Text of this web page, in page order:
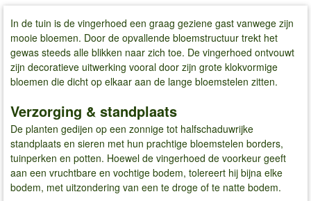
In de tuin is de vingerhoed een graag geziene gast vanwege zijn
mooie bloemen. Door de opvallende bloemstructuur trekt het
gewas steeds alle blikken naar zich toe. De vingerhoed ontvouwt
zijn decoratieve uitwerking vooral door zijn grote klokvormige
bloemen die dicht op elkaar aan de lange bloemstelen zitten.
Verzorging & standplaats
De planten gedijen op een zonnige tot halfschaduwrijke
standplaats en sieren met hun prachtige bloemstelen borders,
tuinperken en potten. Hoewel de vingerhoed de voorkeur geeft
aan een vruchtbare en vochtige bodem, tolereert hij bijna elke
bodem, met uitzondering van een te droge of te natte bodem.